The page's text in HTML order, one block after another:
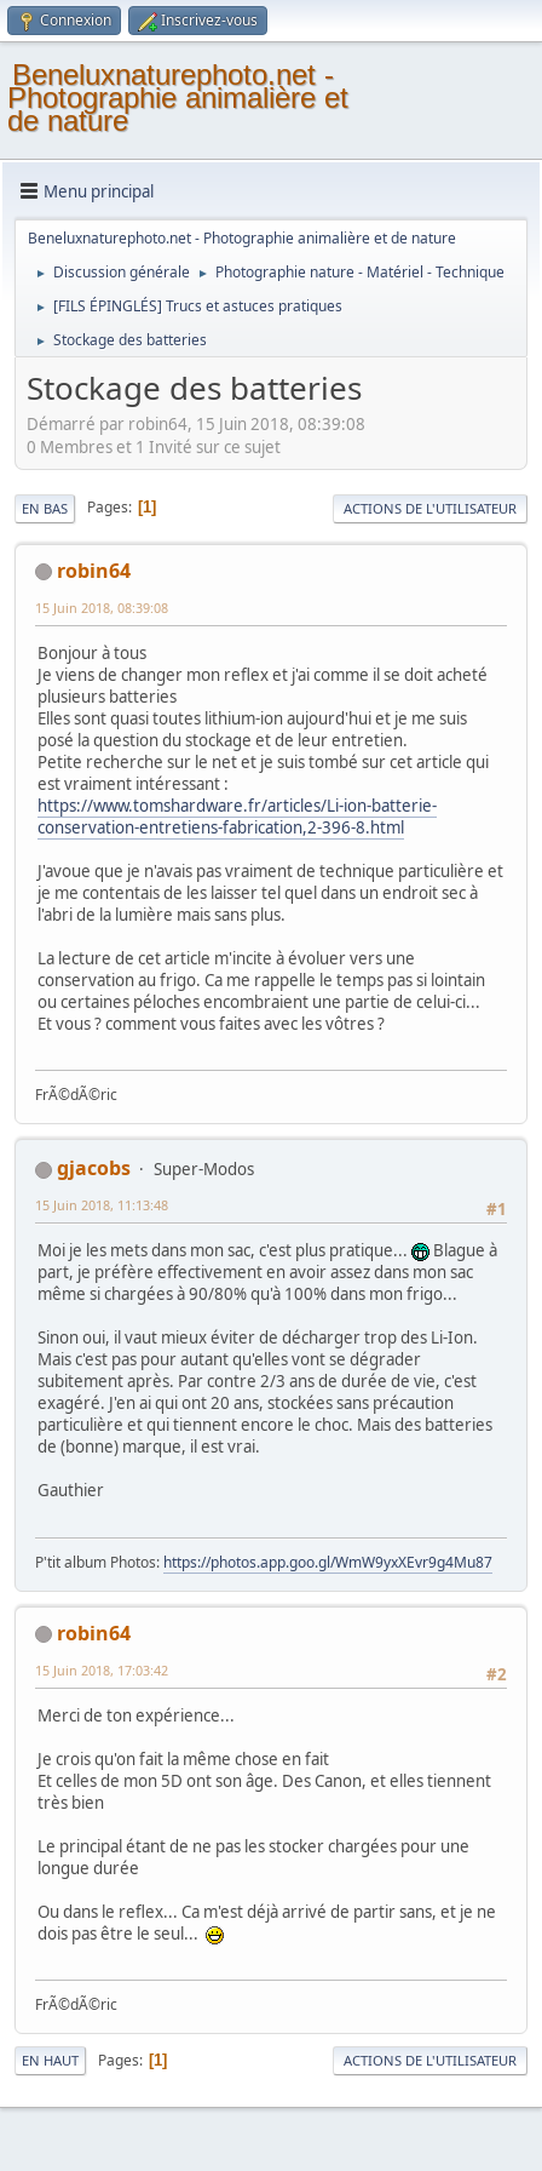
Connexion Inscrivez-vous
Beneluxnaturephoto.net -
Photographie animalière et
de nature
Menu principal
Beneluxnaturephoto.net - Photographie animalière et de nature
► Discussion générale ► Photographie nature - Matériel - Technique
► [FILS ÉPINGLÉS] Trucs et astuces pratiques
► Stockage des batteries
Stockage des batteries
Démarré par robin64, 15 Juin 2018, 08:39:08
0 Membres et 1 Invité sur ce sujet
EN BAS Pages 1 ACTIONS DE L'UTILISATEUR
robin64
15 Juin 2018, 08:39:08
Bonjour à tous
Je viens de changer mon reflex et j'ai comme il se doit acheté
plusieurs batteries
Elles sont quasi toutes lithium-ion aujourd'hui et je me suis
posé la question du stockage et de leur entretien.
Petite recherche sur le net et je suis tombé sur cet article qui
est vraiment intéressant :
https://www.tomshardware.fr/articles/Li-ion-batterie-
conservation-entretiens-fabrication,2-396-8.html
J'avoue que je n'avais pas vraiment de technique particulière et
je me contentais de les laisser tel quel dans un endroit sec à
l'abri de la lumière mais sans plus.
La lecture de cet article m'incite à évoluer vers une
conservation au frigo. Ca me rappelle le temps pas si lointain
ou certaines péloches encombraient une partie de celui-ci...
Et vous ? comment vous faites avec les vôtres ?
FrÃ©dÃ©ric
gjacobs
Super-Modos
#1
15 Juin 2018, 11:13:48
Moi je les mets dans mon sac, c'est plus pratique...
Blague à
part, je préfère effectivement en avoir assez dans mon sac
même si chargées à 90/80% qu'à 100% dans mon frigo...
Sinon oui, il vaut mieux éviter de décharger trop des Li-Ion.
Mais c'est pas pour autant qu'elles vont se dégrader
subitement après. Par contre 2/3 ans de durée de vie, c'est
exagéré. J'en ai qui ont 20 ans, stockées sans précaution
particulière et qui tiennent encore le choc. Mais des batteries
de (bonne) marque, il est vrai.
Gauthier
P'tit album Photos: https://photos.app.goo.gl/WmW9yxXEvr9g4Mu87
robin64
#2
15 Juin 2018, 17:03:42
Merci de ton expérience...
Je crois qu'on fait la même chose en fait
Et celles de mon 5D ont son âge. Des Canon, et elles tiennent
très bien
Le principal étant de ne pas les stocker chargées pour une
longue durée
Ou dans le reflex... Ca m'est déjà arrivé de partir sans, et je ne
dois pas être le seul...
FrÃ©dÃ©ric
EN HAUT Pages 1 ACTIONS DE L'UTILISATEUR